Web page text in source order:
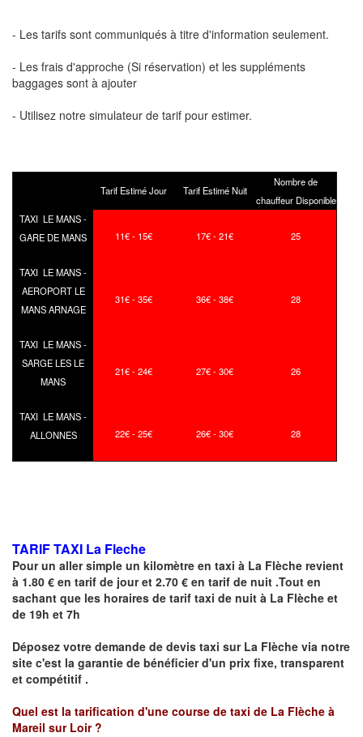
- Les tarifs sont communiqués à titre d'information seulement.
- Les frais d'approche (Si réservation) et les suppléments
baggages sont à ajouter
- Utilisez notre simulateur de tarif pour estimer.
Tarif Estimé Jour Tarif Estimé Nuit
Nombre de
chauffeur Disponible
TAXI LE MANS -
GARE DE MANS
11€ - 15€ 17€ - 21€ 25
TAXI LE MANS -
AEROPORT LE
MANS ARNAGE
31€ - 35€ 36€ - 38€ 28
TAXI LE MANS -
SARGE LES LE
MANS
21€ - 24€ 27€ - 30€ 26
TAXI LE MANS -
ALLONNES
22€ - 25€ 26€ - 30€ 28
TARIF TAXI La Fleche
Pour un aller simple un kilomètre en taxi à La Flèche revient
à 1.80 € en tarif de jour et 2.70 € en tarif de nuit .Tout en
sachant que les horaires de tarif taxi de nuit à La Flèche et
de 19h et 7h
Déposez votre demande de devis taxi sur La Flèche via notre
site c'est la garantie de bénéficier d'un prix fixe, transparent
et compétitif .
Quel est la tarification d'une course de taxi de La Flèche à
Mareil sur Loir ?